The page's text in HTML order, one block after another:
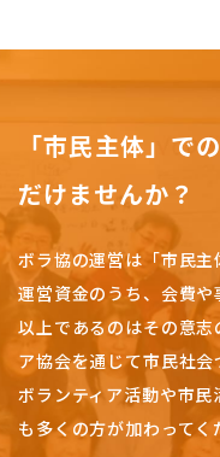
「市民主体」で
だけませんか？
ボラ協の運営は「市民主
運営資金のうち、会費
以上であるのはその意志
ア協会を通じて市民社
ボランティア活動や市
も多くの方が加わって